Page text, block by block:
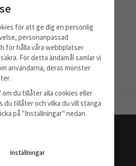
Till Kassan
för att ge dig en personlig
personanpassad
för hålla våra webbplatser
För detta ändamål samlar vi
användarna, deras mönster
om du tillåter alla cookies eller
du tillåter och vilka du vill stänga
på "Inställningar" nedan.
Inställningar